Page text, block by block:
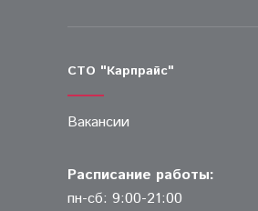
СТО "Карпрайс"
Вакансии
Расписание работы:
пн-сб: 9:00-21:00